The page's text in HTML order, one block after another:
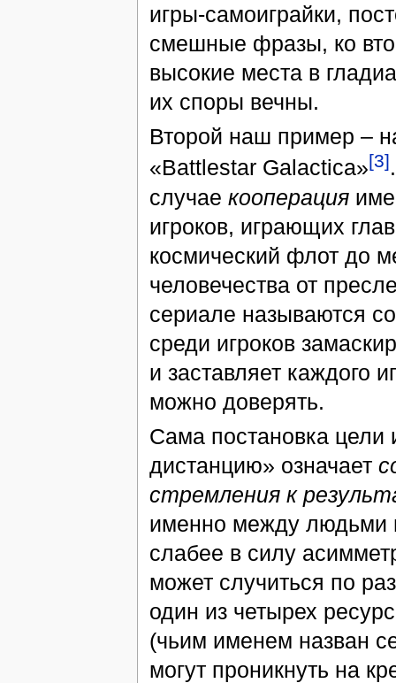
игры-самоиграйки,
смешные фразы, ко
высокие места в
их споры вечны.
Второй наш пример –
«Battlestar Galactica»[3]
случае кооперация
игроков, играющих
космический флот до
человечества от
сериале называются
среди игроков
и заставляет каждого
можно доверять.
Сама постановка цели
дистанцию» означает
стремления к
именно между людьми
слабее в силу
может случиться по
один из четырех
(чьим именем назван
могут проникнуть на